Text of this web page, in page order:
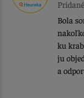
Bola
ku
ju
a